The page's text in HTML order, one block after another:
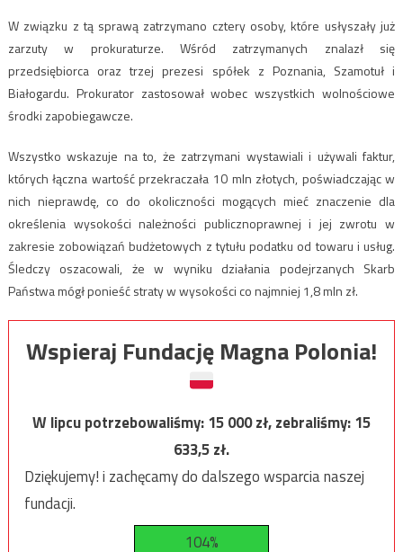
W związku z tą sprawą zatrzymano cztery osoby, które usłyszały już
zarzuty w prokuraturze. Wśród zatrzymanych znalazł się
przedsiębiorca oraz trzej prezesi spółek z Poznania, Szamotuł i
Białogardu. Prokurator zastosował wobec wszystkich wolnościowe
środki zapobiegawcze.
Wszystko wskazuje na to, że zatrzymani wystawiali i używali faktur,
których łączna wartość przekraczała 10 mln złotych, poświadczając w
nich nieprawdę, co do okoliczności mogących mieć znaczenie dla
określenia wysokości należności publicznoprawnej i jej zwrotu w
zakresie zobowiązań budżetowych z tytułu podatku od towaru i usług.
Śledczy oszacowali, że w wyniku działania podejrzanych Skarb
Państwa mógł ponieść straty w wysokości co najmniej 1,8 mln zł.
Wspieraj Fundację Magna Polonia!
W lipcu potrzebowaliśmy:15 000zł, zebraliśmy:15
633,5zł.
Dziękujemy! i zachęcamy do dalszego wsparcia naszej
fundacji.
104%